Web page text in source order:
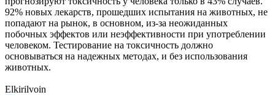
92% новых лекарств, прошедших испытания на животных, не
попадают на рынок, в основном, из-за неожиданных
побочных эффектов или неэффективности при употреблении
человеком. Тестирование на токсичность должно
основываться на надежных методах, и без использования
животных.
Elkirilvoin